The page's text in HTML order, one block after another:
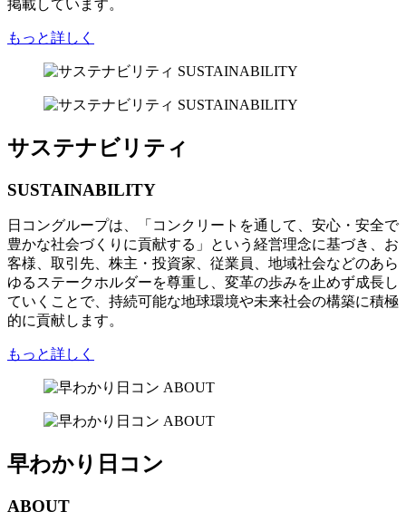
掲載しています。
もっと詳しく
サステナビリティ
SUSTAINABILITY
日コングループは、「コンクリートを通して、安心・安全で
豊かな社会づくりに貢献する」という経営理念に基づき、お
客様、取引先、株主・投資家、従業員、地域社会などのあら
ゆるステークホルダーを尊重し、変革の歩みを止めず成長し
ていくことで、持続可能な地球環境や未来社会の構築に積極
的に貢献します。
もっと詳しく
早わかり日コン
ABOUT